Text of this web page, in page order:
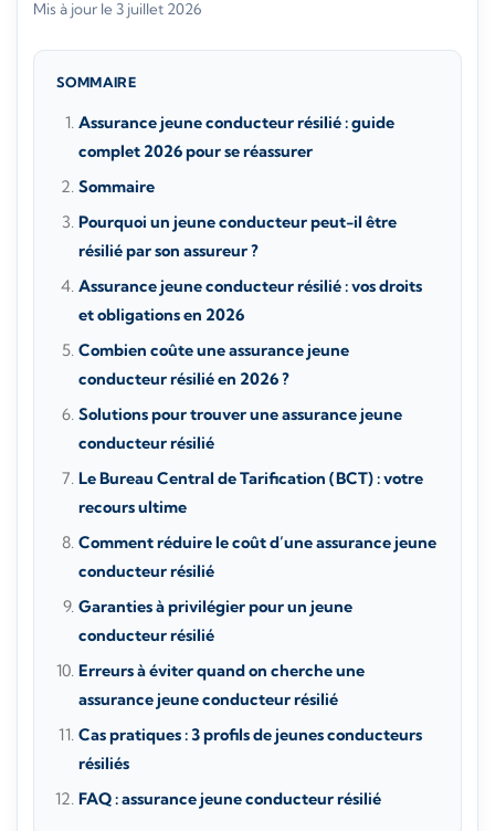
Mis à jour le 3 juillet 2026
SOMMAIRE
Assurance jeune conducteur résilié : guide
complet 2026 pour se réassurer
Sommaire
Pourquoi un jeune conducteur peut-il être
résilié par son assureur ?
Assurance jeune conducteur résilié : vos droits
et obligations en 2026
Combien coûte une assurance jeune
conducteur résilié en 2026 ?
Solutions pour trouver une assurance jeune
conducteur résilié
Le Bureau Central de Tarification (BCT) : votre
recours ultime
Comment réduire le coût d’une assurance jeune
conducteur résilié
Garanties à privilégier pour un jeune
conducteur résilié
Erreurs à éviter quand on cherche une
assurance jeune conducteur résilié
Cas pratiques : 3 profils de jeunes conducteurs
résiliés
FAQ : assurance jeune conducteur résilié